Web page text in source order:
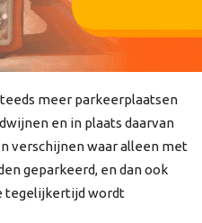
meer parkeerplaatsen
en in plaats daarvan
verschijnen waar alleen met
geparkeerd, en dan ook
tegelijkertijd wordt